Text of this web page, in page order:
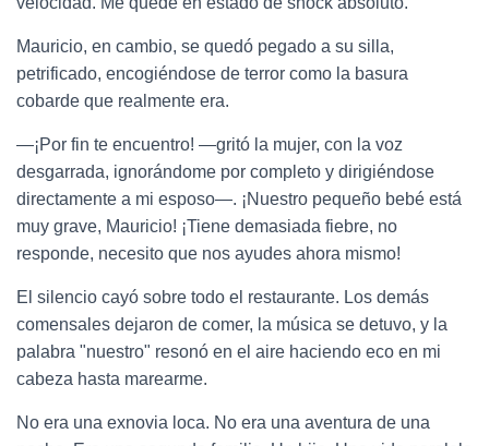
Mauricio, en cambio, se quedó pegado a su silla,
petrificado, encogiéndose de terror como la basura
cobarde que realmente era.
—¡Por fin te encuentro! —gritó la mujer, con la voz
desgarrada, ignorándome por completo y dirigiéndose
directamente a mi esposo—. ¡Nuestro pequeño bebé está
muy grave, Mauricio! ¡Tiene demasiada fiebre, no
responde, necesito que nos ayudes ahora mismo!
El silencio cayó sobre todo el restaurante. Los demás
comensales dejaron de comer, la música se detuvo, y la
palabra "nuestro" resonó en el aire haciendo eco en mi
cabeza hasta marearme.
No era una exnovia loca. No era una aventura de una